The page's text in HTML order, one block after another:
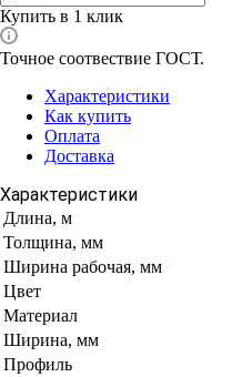
Купить в 1 клик
Точное соотвествие ГОСТ.
Характеристики
Как купить
Оплата
Доставка
Характеристики
Длина, м
Толщина, мм
Ширина рабочая, мм
Цвет
Материал
Ширина, мм
Профиль